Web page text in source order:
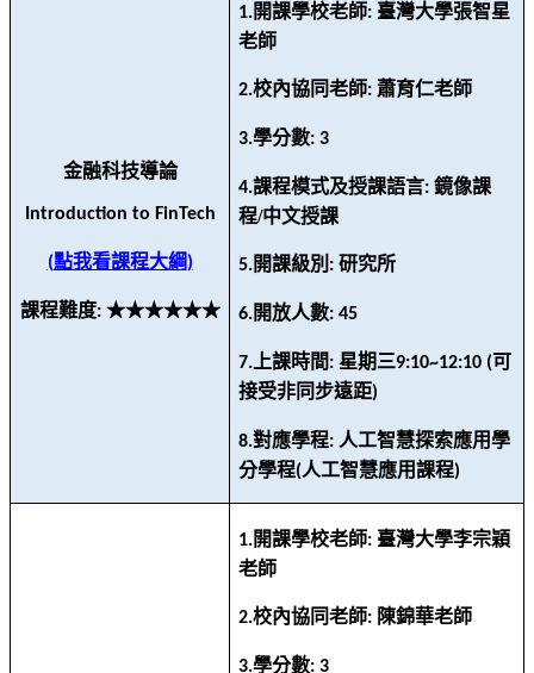
金融科技導論
Introduction to FinTech
(點我看課程大綱)
課程難度: ★★★★★★
1.開課學校老師: 臺灣大學張智星
老師
2.校內協同老師:蕭育仁老師
3.學分數: 3
4.課程模式及授課語言:鏡像課
程/中文授課
5.開課級別 :研究所
6.開放人數: 45
7. 上課時間:星期三9:10~12:10 (可
接受非同步遠距)
8.對應學程:人工智慧探索應用學
分學程(人工智慧應用課程)
1.開課學校老師: 臺灣大學李宗穎
老師
2.校內協同老師: 陳錦華老師
3.學分數: 3